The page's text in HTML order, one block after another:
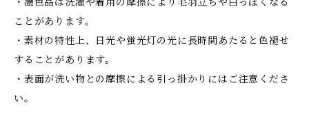
ことがあります。
・素材の特性上、日光や蛍光灯の光に長時間あたると色褪せ
することがあります。
・表面が洗い物との摩擦による引っ掛かりにはご注意くださ
い。